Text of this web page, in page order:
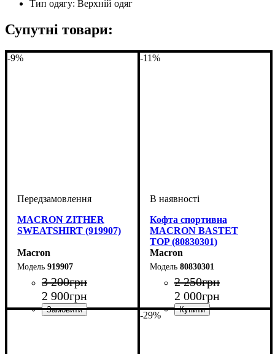
Тип одягу: Верхній одяг
Супутні товари:
-9%
MACRON ZITHER
SWEATSHIRT (919907)
Macron
919907
3 200грн
2 900грн
-11%
Кофта спортивна
MACRON BASTET
TOP (80830301)
Macron
80830301
2 250грн
2 000грн
Стать
Виробник
Колір
-29%